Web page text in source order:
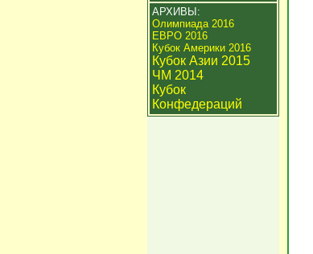
АРХИВЫ:
Олимпиада 2016
ЕВРО 2016
Кубок Америки 2016
Кубок Азии 2015
ЧМ 2014
Кубок
Конфедераций